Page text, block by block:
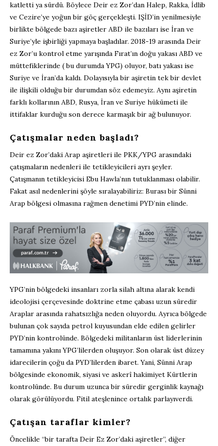
katletti ya sürdü. Böylece Deir ez Zor’dan Halep, Rakka, İdlib
ve Cezire’ye yoğun bir göç gerçekleşti. IŞİD’in yenilmesiyle
birlikte bölgede bazı aşiretler ABD ile bazıları ise İran ve
Suriye’yle işbirliği yapmaya başladılar. 2018-19 arasında Deir
ez Zor’u kontrol etme yarışında Fırat’ın doğu yakası ABD ve
müttefiklerinde ( bu durumda YPG) oluyor, batı yakası ise
Suriye ve İran’da kaldı. Dolayısıyla bir aşiretin tek bir devlet
ile ilişkili olduğu bir durumdan söz edemeyiz. Aynı aşiretin
farklı kollarının ABD, Rusya, İran ve Suriye hükümeti ile
ittifaklar kurduğu son derece karmaşık bir ağ bulunuyor.
Çatışmalar neden başladı?
Deir ez Zor’daki Arap aşiretleri ile PKK/YPG arasındaki
çatışmaların nedenleri ile tetikleyicileri ayrı şeyler.
Çatışmanın tetikleyicisi Ebu Hawla’nın tutuklanması olabilir.
Fakat asıl nedenlerini şöyle sıralayabiliriz: Burası bir Sünni
Arap bölgesi olmasına rağmen denetimi PYD’nin elinde.
YPG’nin bölgedeki insanları zorla silah altına alarak kendi
ideolojisi çerçevesinde doktrine etme çabası uzun süredir
Araplar arasında rahatsızlığa neden oluyordu. Ayrıca bölgede
bulunan çok sayıda petrol kuyusundan elde edilen gelirler
PYD’nin kontrolünde. Bölgedeki militanların üst liderlerinin
tamamına yakını YPG’lilerden oluşuyor. Son olarak üst düzey
idarecilerin çoğu da PYD’lilerden ibaret. Yani, Sünni Arap
bölgesinde ekonomik, siyasi ve askerî hakimiyet Kürtlerin
kontrolünde. Bu durum uzunca bir süredir gerginlik kaynağı
olarak görülüyordu. Fitil ateşlenince ortalık parlayıverdi.
Çatışan taraflar kimler?
Öncelikle “bir tarafta Deir Ez Zor’daki aşiretler”, diğer